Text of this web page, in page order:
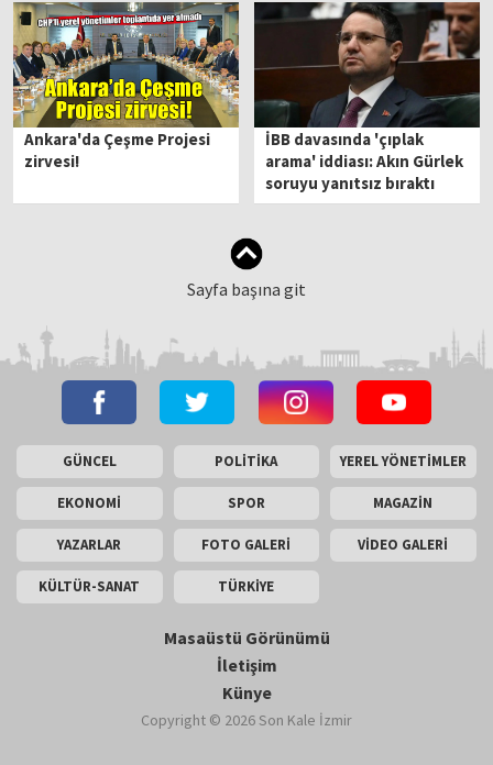
Ankara'da Çeşme Projesi
zirvesi!
İBB davasında 'çıplak
arama' iddiası: Akın Gürlek
soruyu yanıtsız bıraktı
Sayfa başına git
GÜNCEL POLİTİKA YEREL YÖNETİMLER
EKONOMİ SPOR MAGAZİN
YAZARLAR FOTO GALERİ VİDEO GALERİ
KÜLTÜR-SANAT TÜRKİYE
Masaüstü Görünümü
İletişim
Künye
Copyright © 2026 Son Kale İzmir